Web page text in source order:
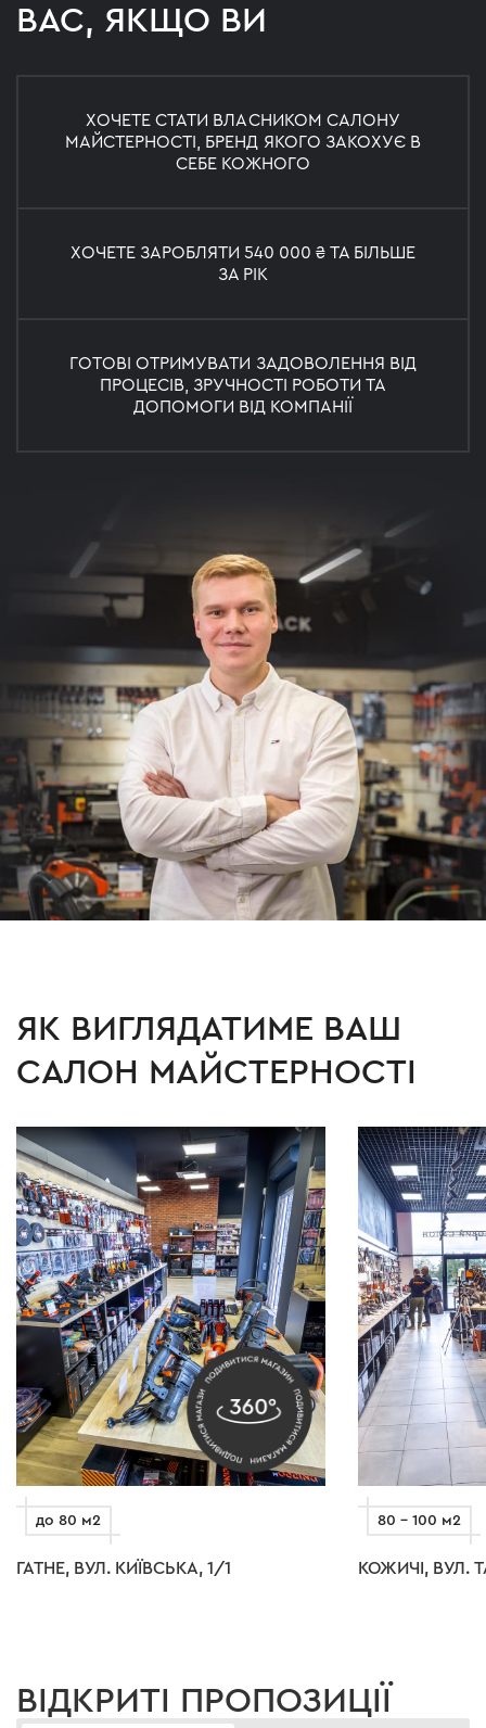
ВАС, ЯКЩО ВИ
ХОЧЕТЕ СТАТИ ВЛАСНИКОМ САЛОНУ
МАЙСТЕРНОСТІ, БРЕНД ЯКОГО ЗАКОХУЄ В
СЕБЕ КОЖНОГО
ХОЧЕТЕ ЗАРОБЛЯТИ 540 000 ₴ ТА БІЛЬШЕ
ЗА РІК
ГОТОВІ ОТРИМУВАТИ ЗАДОВОЛЕННЯ ВІД
ПРОЦЕСІВ, ЗРУЧНОСТІ РОБОТИ ТА
ДОПОМОГИ ВІД КОМПАНІЇ
ЯК ВИГЛЯДАТИМЕ ВАШ
САЛОН МАЙСТЕРНОСТІ
до 80 м2
ГАТНЕ, ВУЛ. КИЇВСЬКА, 1/1
80 – 100 м2
КОЖИЧІ, ВУЛ.
ВІДКРИТІ ПРОПОЗИЦІЇ